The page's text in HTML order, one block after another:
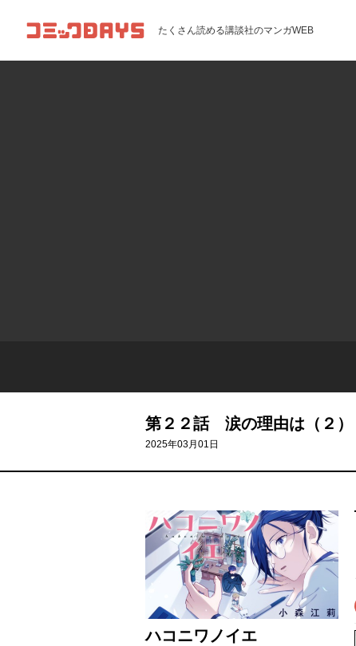
コミックDAYS たくさん読める講談社のマンガWEB
第２２話 涙の理由は（２）
2025年03月01日
ハコニワノイエ